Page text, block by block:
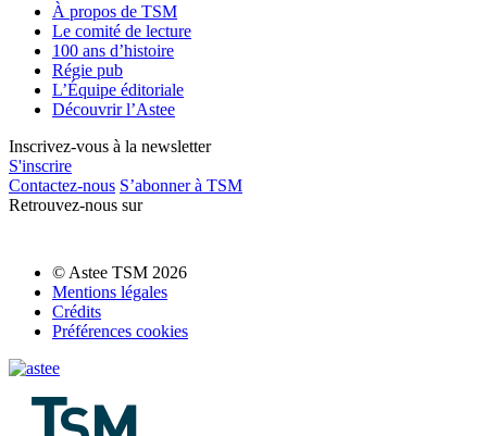
À propos de TSM
Le comité de lecture
100 ans d’histoire
Régie pub
L’Équipe éditoriale
Découvrir l’Astee
Inscrivez-vous à la newsletter
S'inscrire
Contactez-nous S’abonner à TSM
Retrouvez-nous sur
© Astee TSM 2026
Mentions légales
Crédits
Préférences cookies